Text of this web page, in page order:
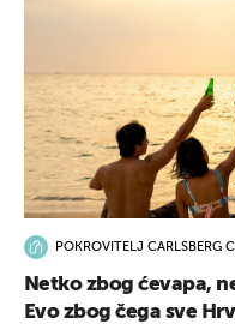
POKROVITELJ CARLSBERG
Netko zbog ćevapa,
Evo zbog čega sve